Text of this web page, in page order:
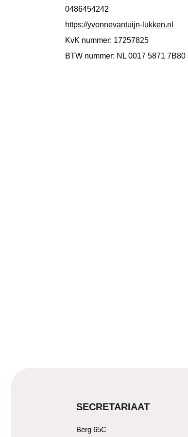
0486454242
https://yvonnevantuijn-lukken.nl
KvK nummer: 17257825
BTW nummer: NL 0017 5871 7B80
SECRETARIAAT
Berg 65C